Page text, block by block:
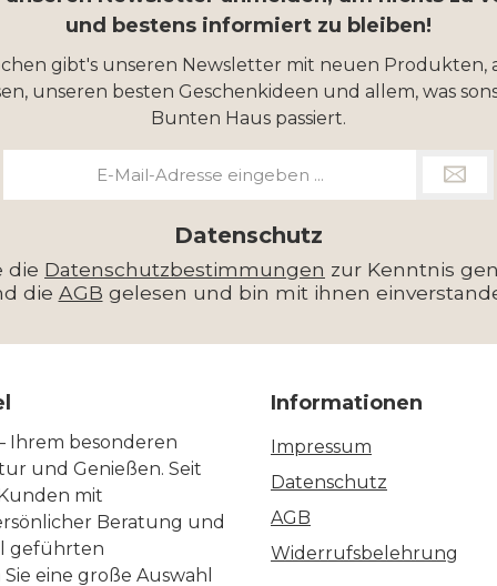
auf die
als Dein
Egal ob für
Partys oder
der
innovativen
Du Flaschen und
mit bis zu 0,75
unter 9°C
0,25L in
0,50L in nur
in nur 6
Perfekte
für spontane
und bestens informiert zu bleiben!
gibt's unseren Newsletter mit neuen Produkten,
unseren besten Geschenkideen und allem, was
Bunten Haus passiert.
Datenschutz
die Datenschutzbestimmungen zur Kenntnis
die AGB gelesen und bin mit ihnen
Ihrem besonderen
und Genießen. Seit
mit
Beratung und
geführten
eine große Auswahl
Informationen
Impressum
Datenschutz
AGB
Widerrufsbelehrung